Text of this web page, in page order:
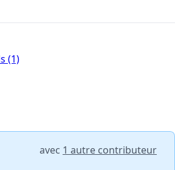
(1)
avec 1 autre contributeur